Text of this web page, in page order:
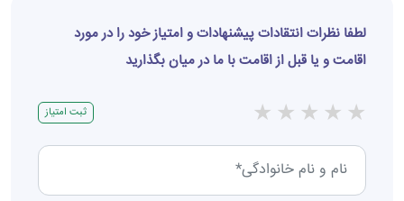
لطفا نظرات انتقادات پیشنهادات و امتیاز خود را در مورد
اقامت و یا قبل از اقامت با ما در میان بگذارید
★
★
★
★
★ ثبت امتیاز